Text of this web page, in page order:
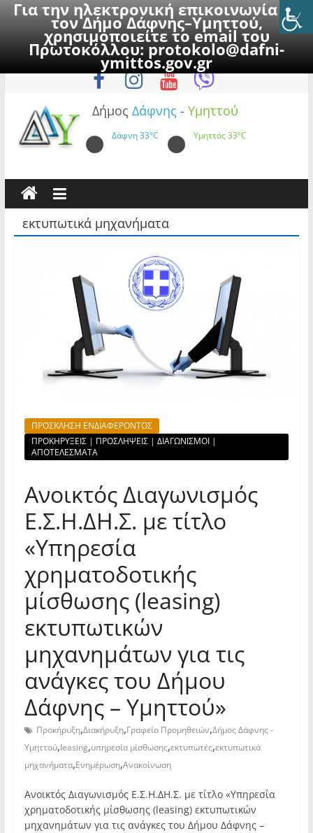
Για την ηλεκτρονική επικοινωνία με
τον Δήμο Δάφνης–Υμηττού,
χρησιμοποιείτε το email του
Πρωτοκόλλου:protokolo@dafni-
ymittos.gov.gr
to
Σάββατο, 8 Αυγούστου 2026
Δήμος Δάφνης - Υμηττού
Δάφνη33°C Υμηττός33°C
εκτυπωτικά μηχανήματα
ΠΡΟΣΚΛΗΣΗ ΕΝΔΙΑΦΕΡΟΝΤΟΣ
ΠΡΟΚΗΡΥΞΕΙΣ | ΠΡΟΣΛΗΨΕΙΣ | ΔΙΑΓΩΝΙΣΜΟΙ |
ΑΠΟΤΕΛΕΣΜΑΤΑ
Ανοικτός Διαγωνισμός
Ε.Σ.Η.ΔΗ.Σ. με τίτλο
«Υπηρεσία
χρηματοδοτικής
μίσθωσης (leasing)
εκτυπωτικών
μηχανημάτων για τις
ανάγκες του Δήμου
Δάφνης – Υμηττού»
Προκήρυξη,Διακήρυξη,Γραφείο Προμηθειών,Δήμος Δάφνης -
Υμηττού,leasing,υπηρεσία μίσθωσης,εκτυπωτές,εκτυπωτικά
μηχανήματα,Ενημέρωση,Ανακοίνωση
Ανοικτός Διαγωνισμός Ε.Σ.Η.ΔΗ.Σ. με τίτλο «Υπηρεσία
χρηματοδοτικής μίσθωσης (leasing) εκτυπωτικών
μηχανημάτων για τις ανάγκες του Δήμου Δάφνης –